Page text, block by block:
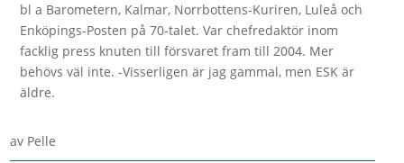
bl a Barometern, Kalmar, Norrbottens-Kuriren, Luleå och
Enköpings-Posten på 70-talet. Var chefredaktör inom
facklig press knuten till försvaret fram till 2004. Mer
behövs väl inte. -Visserligen är jag gammal, men ESK är
äldre.
av Pelle